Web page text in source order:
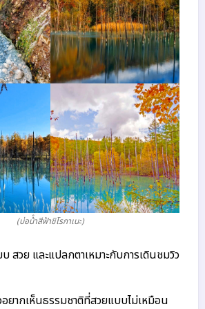
(บ่อน้ําสีฟ้าชิโรกาเนะ)
สวย และแปลกตาเหมาะกับการเดินชมวิว
อยากเห็นธรรมชาติที่สวยแบบไม่เหมือน